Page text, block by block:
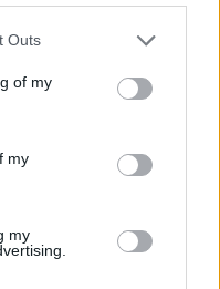
Outs
of my
my
my